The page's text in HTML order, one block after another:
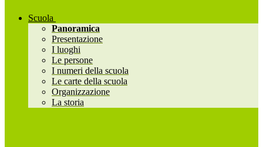
Scuola
Panoramica
Presentazione
I luoghi
Le persone
I numeri della scuola
Le carte della scuola
Organizzazione
La storia